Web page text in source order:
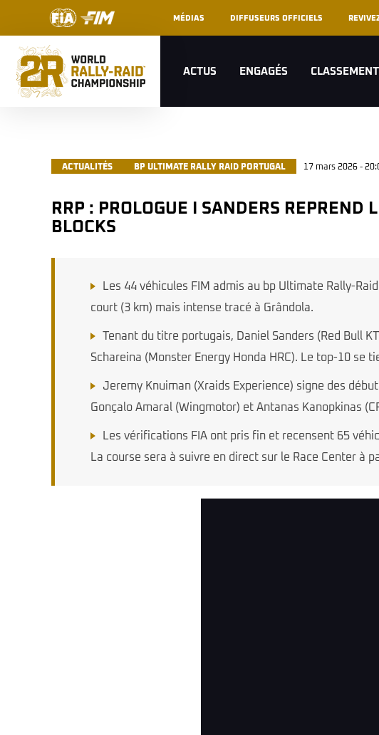
MÉDIAS DIFFUSEURS OFFICIELS
ACTUS ENGAGÉS
ACTUALITÉS BP ULTIMATE RALLY RAID PORTUGAL 17 mars 2026 -
RRP : PROLOGUE I SANDERS REPREND LES BONNES HABITUDES, LES AUTOS DANS LES STARTING-
BLOCKS
Les 44 véhicules FIM admis au bp Ultimate Rally-
court (3 km) mais intense tracé à Grândola.
Tenant du titre portugais, Daniel Sanders (Red Bull
Schareina (Monster Energy Honda HRC). Le top-10 se
Jeremy Knuiman (Xraids Experience) signe des
Gonçalo Amaral (Wingmotor) et Antanas Kanopkinas
Les vérifications FIA ont pris fin et recensent 65
La course sera à suivre en direct sur le Race Center à